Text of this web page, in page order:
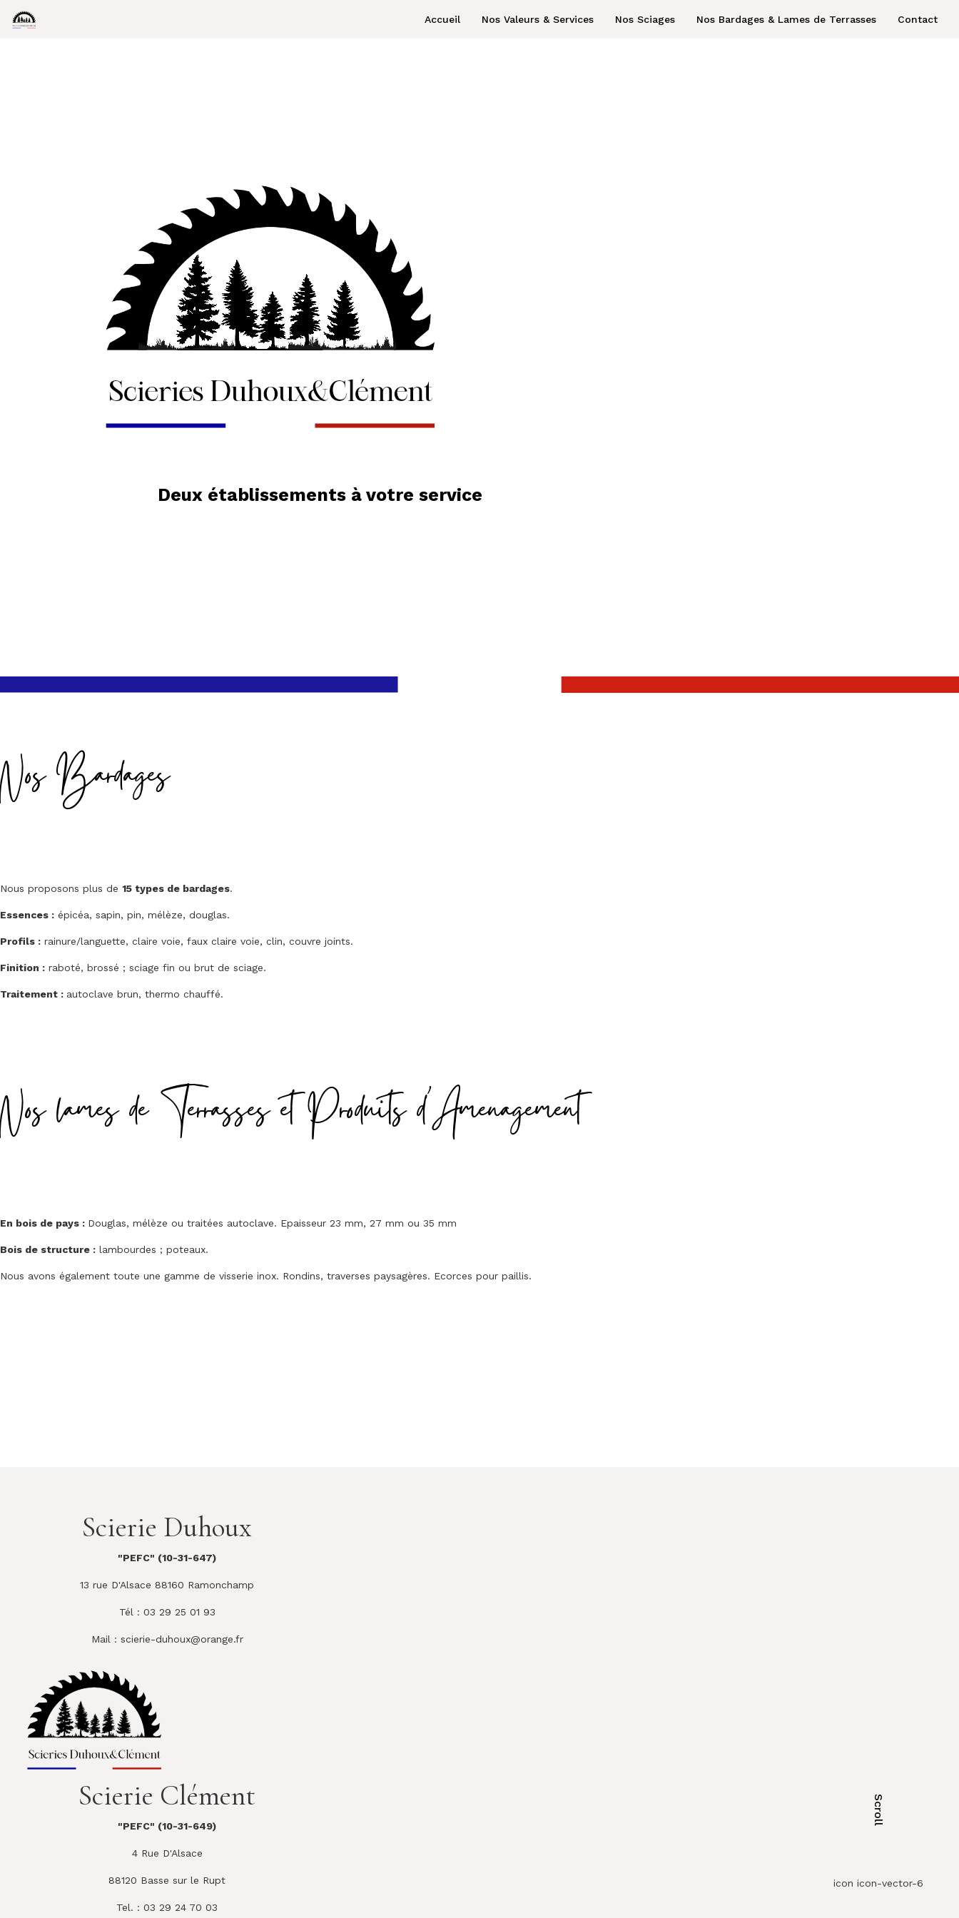
Accueil Nos Valeurs & Services Nos Sciages Nos Bardages & Lames de Terrasses Contact
Deux établissements à votre service
Scroll
icon icon-vector-6
Nos Bardages
Nous proposons plus de 15 types de bardages.
Essences : épicéa, sapin, pin, mélèze, douglas.
Profils : rainure/languette, claire voie, faux claire voie, clin, couvre joints.
Finition : raboté, brossé ; sciage fin ou brut de sciage.
Traitement : autoclave brun, thermo chauffé.
Nos lames de Terrasses et Produits d'Amenagement
En bois de pays : Douglas, mélèze ou traitées autoclave. Epaisseur 23 mm, 27 mm ou 35 mm
Bois de structure : lambourdes ; poteaux.
Nous avons également toute une gamme de visserie inox. Rondins, traverses paysagères. Ecorces pour paillis.
Scierie Duhoux
"PEFC" (10-31-647)
13 rue D'Alsace 88160 Ramonchamp
Tél : 03 29 25 01 93
Mail : scierie-duhoux@orange.fr
Scierie Clément
"PEFC" (10-31-649)
4 Rue D'Alsace
88120 Basse sur le Rupt
Tel. : 03 29 24 70 03